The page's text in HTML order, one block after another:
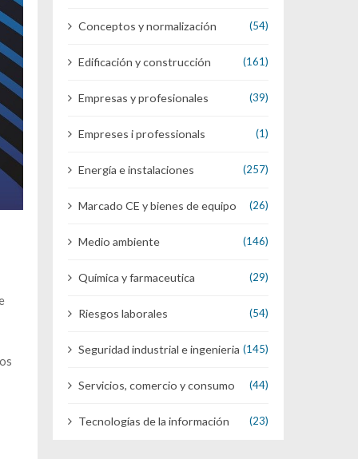
Conceptos y normalización (54)
Edificación y construcción (161)
Empresas y profesionales (39)
Empreses i professionals (1)
Energía e instalaciones (257)
Marcado CE y bienes de equipo (26)
Medio ambiente (146)
Química y farmaceutica (29)
Riesgos laborales (54)
Seguridad industrial e ingenieria (145)
Servicios, comercio y consumo (44)
Tecnologías de la información (23)